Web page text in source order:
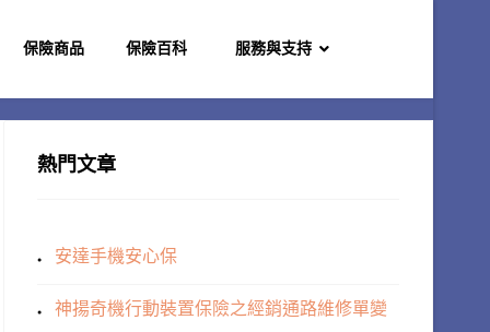
保險商品 保險百科 服務與支持
熱門文章
安達手機安心保
神揚奇機行動裝置保險之經銷通路維修單變